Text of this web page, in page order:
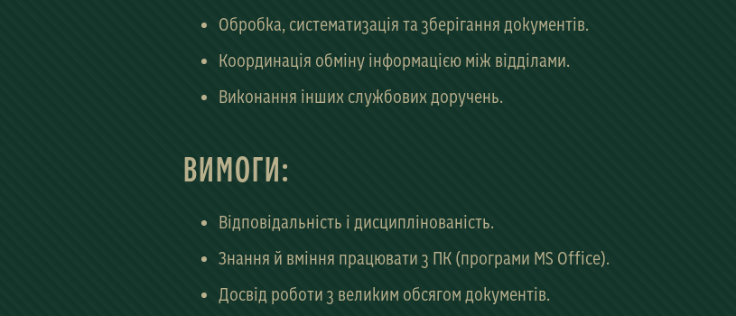
Обробка, систематизація та зберігання документів.
Координація обміну інформацією між відділами.
Виконання інших службових доручень.
ВИМОГИ:
Відповідальність і дисциплінованість.
Знання й вміння працювати з ПК (програми MS Office).
Досвід роботи з великим обсягом документів.